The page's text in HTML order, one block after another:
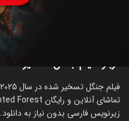
درباره فیلم جنگل تسخیر شده
زیرنویس فارسی بدون نیاز به دانلود.